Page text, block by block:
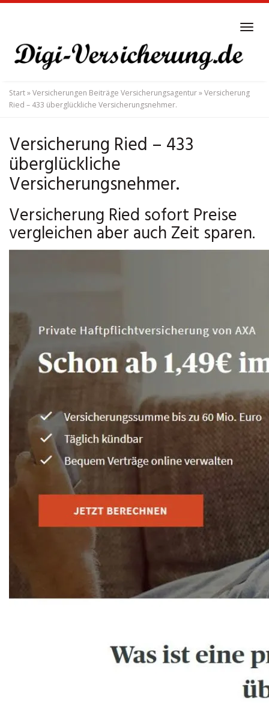
main
content
Start»Versicherungen Beiträge Versicherungsagentur»Versicherung
Ried – 433 überglückliche Versicherungsnehmer.
Versicherung Ried – 433
überglückliche
Versicherungsnehmer.
Versicherung Ried sofort Preise
vergleichen aber auch Zeit sparen.